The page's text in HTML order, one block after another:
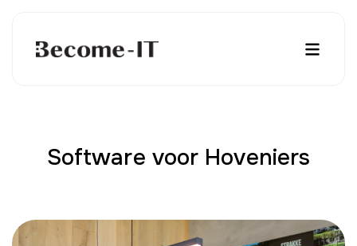
Software voor Hoveniers